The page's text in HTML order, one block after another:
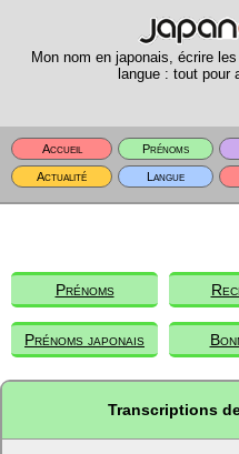
Mon nom en japonais, écrire
langue : tout pour
Accueil Prénoms
Actualité
Langue
Prénoms
Prénoms japonais
Transcriptions